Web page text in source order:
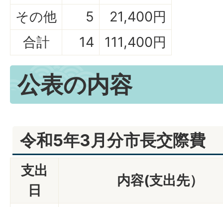
その他
5
21,400円
合計
14 111,400円
公表の内容
令和5年3月分市長交際費
支出
日
内容(支出先）